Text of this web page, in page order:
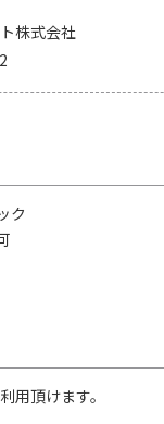
株式会社
ク
用頂けます。